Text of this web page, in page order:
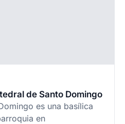
de Santo Domingo
es una basílica
en